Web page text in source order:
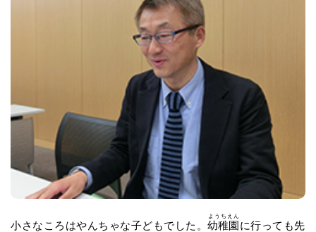
小さなころはやんちゃな子どもでした。幼稚園
ようちえん
に行っても先